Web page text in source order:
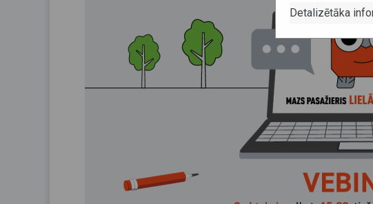
Detalizētāka